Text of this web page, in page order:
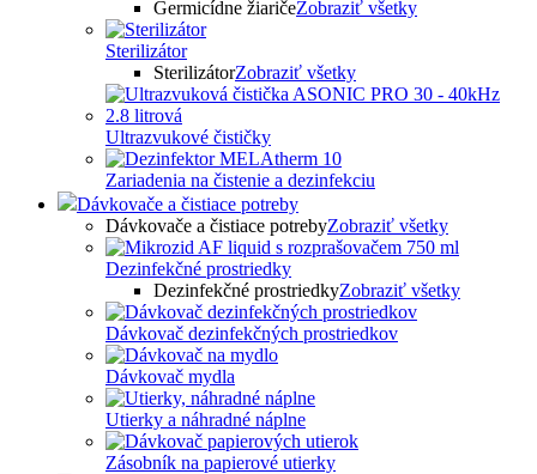
Germicídne žiaričeZobraziť všetky
Sterilizátor
SterilizátorZobraziť všetky
Ultrazvukové čističky
Zariadenia na čistenie a dezinfekciu
Dávkovače a čistiace potreby
Dávkovače a čistiace potrebyZobraziť všetky
Dezinfekčné prostriedky
Dezinfekčné prostriedkyZobraziť všetky
Dávkovač dezinfekčných prostriedkov
Dávkovač mydla
Utierky a náhradné náplne
Zásobník na papierové utierky